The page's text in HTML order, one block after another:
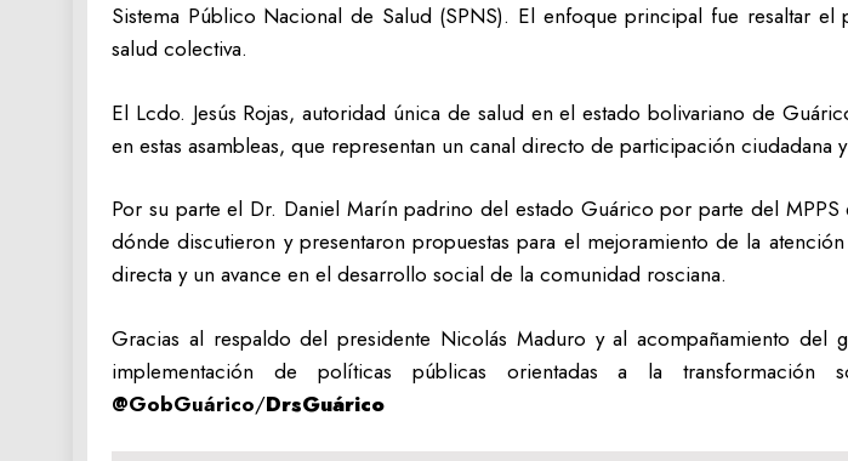
Sistema Público Nacional de Salud (SPNS). El enfoque principal fue resaltar
salud colectiva.
El Lcdo. Jesús Rojas, autoridad única de salud en el estado bolivariano de
en estas asambleas, que representan un canal directo de participación
Por su parte el Dr. Daniel Marín padrino del estado Guárico por parte del
dónde discutieron y presentaron propuestas para el mejoramiento de la
directa y un avance en el desarrollo social de la comunidad rosciana.
Gracias al respaldo del presidente Nicolás Maduro y al acompañamiento
implementación de políticas públicas orientadas a la
@GobGuárico/DrsGuárico